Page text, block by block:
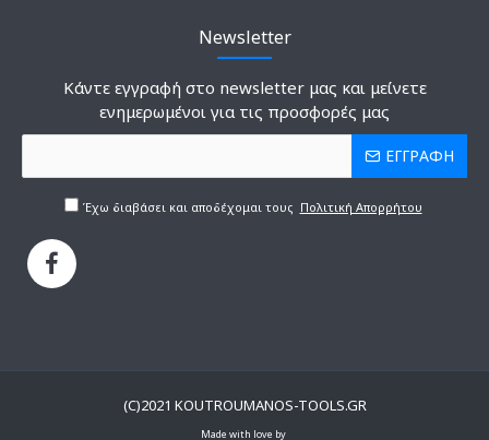
Newsletter
Κάντε εγγραφή στο newsletter μας και μείνετε
ενημερωμένοι για τις προσφορές μας
ΕΓΓΡΑΦΗ
Έχω διαβάσει και αποδέχομαι τους Πολιτική Απορρήτου
(C)2021 KOUTROUMANOS-TOOLS.GR
Made with love by